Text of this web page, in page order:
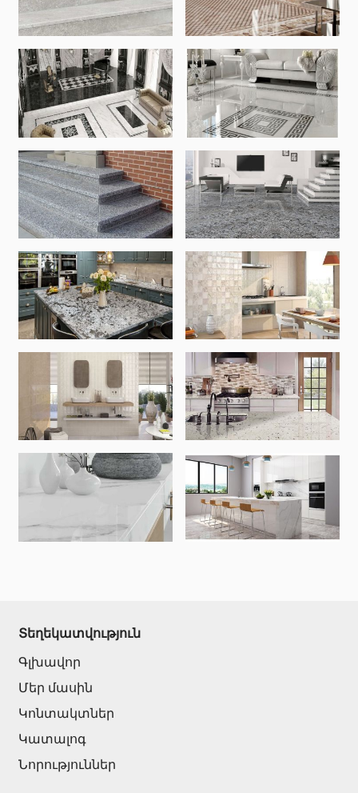
Բոլորը
Սալիկների եզրաձողեր
Ալյումինե պրոֆիլներ(25)
Սալիկի անկյունակներ
(49)
Եզրաձողեր(27)
Պոլիկարբոնատե թերթեր և
արևապաշտպան ծածկեր
Արևապաշտպան ծածկեր (4)
Պոլիկարբոնատե թերթեր (31)
Դռներ
Մուտքի դռներ(1)
Միջսենյակային դռներ
(3)
Հովհանոցներ և ճոճեր
Հովանոցներ (10)
Կղմինդր՝ կերամիկական
Բոլորը
Տեղեկատվություն
Գլխավոր
Մեր մասին
Կոնտակտներ
Կատալոգ
Նորություններ